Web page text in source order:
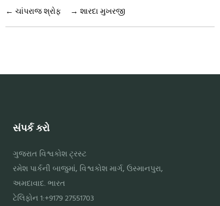
← ચાંપરાજ શ્રોફ → શારદા મુખરજી
સંપર્ક કરો
ગુજરાત વિશ્વકોશ ટ્રસ્ટ
રમેશ પાર્કની બાજુમાં, વિશ્વકોશ માર્ગ, ઉસ્માનપુરા,
અમદાવાદ. ભારત
ટેલિફોન 1:+9179 27551703